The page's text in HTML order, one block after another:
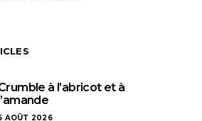
à l’abricot et à
AOÛT 2026